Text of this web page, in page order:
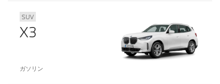
SUV
X3
ガソリン